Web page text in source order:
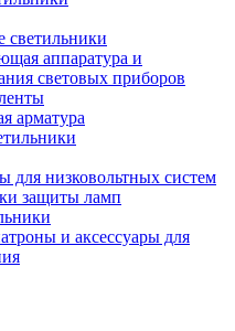
аппаратура и
световых приборов
арматура
для низковольтных систем
защиты ламп
и аксессуары для